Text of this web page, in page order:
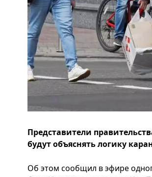
Представители
будут объяснять логику
Об этом сообщил в эфире